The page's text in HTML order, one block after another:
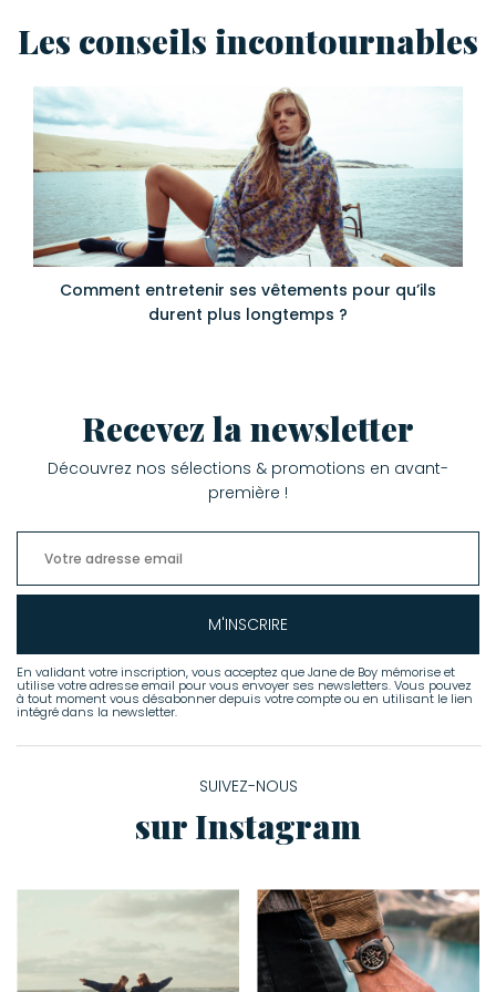
Les conseils incontournables
Comment entretenir ses vêtements pour qu’ils
durent plus longtemps ?
Recevez la newsletter
Découvrez nos sélections & promotions en avant-
première !
M'INSCRIRE
En validant votre inscription, vous acceptez que Jane de Boy mémorise et
utilise votre adresse email pour vous envoyer ses newsletters. Vous pouvez
à tout moment vous désabonner depuis votre compte ou en utilisant le lien
intégré dans la newsletter.
SUIVEZ-NOUS
sur Instagram